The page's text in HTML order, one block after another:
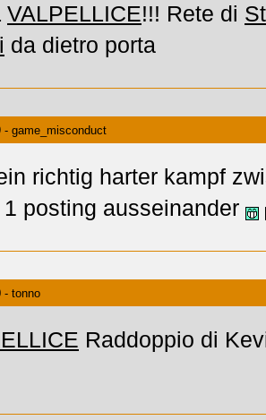
VALPELLICE!!! Rete di
da dietro porta
- game_misconduct
richtig harter kampf
posting ausseinander
- tonno
Raddoppio di